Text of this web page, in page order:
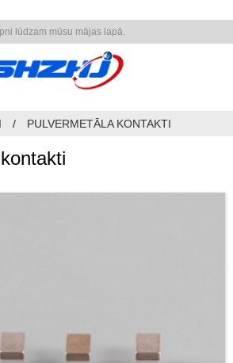
lūdzam mūsu mājas lapā.
PULVERMETĀLA KONTAKTI